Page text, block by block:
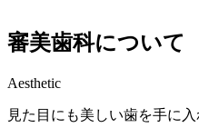
審美歯科について
Aesthetic
見た目にも美しい歯を手に